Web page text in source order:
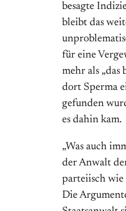
besagte
bleibt das
für eine
mehr als „das
dort Sperma
gefunden
es dahin kam.
„Was auch
der Anwalt
parteiisch wie
Die